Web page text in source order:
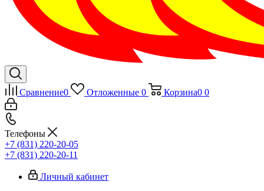
Сравнение0 Отложенные 0 Корзина0 0
Телефоны
+7 (831) 220-20-05
+7 (831) 220-20-11
Личный кабинет